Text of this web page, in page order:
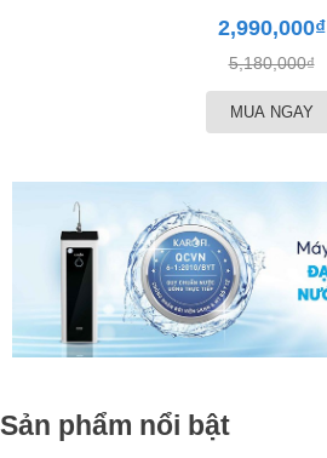
2,990,000₫
5,180,000₫
MUA NGAY
Sản phẩm nổi bật